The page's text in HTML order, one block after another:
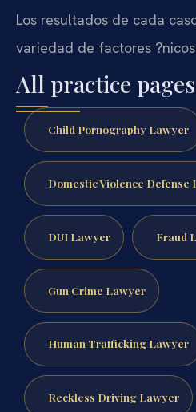
Los resultados de cada
variedad de factores
All practice pages
Child Pornography Lawyer
Domestic Violence Defense
DUI Lawyer Fraud
Gun Crime Lawyer
Human Trafficking Lawyer
Reckless Driving Lawyer